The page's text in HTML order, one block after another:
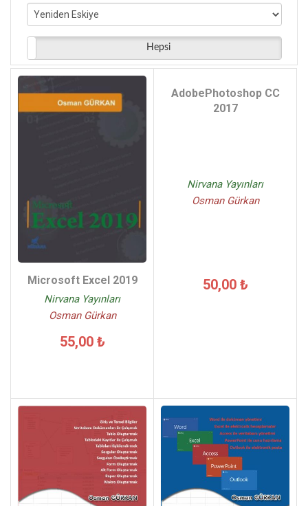
Hepsi
Microsoft Excel 2019
Nirvana Yayınları
Osman Gürkan
55,00 ₺
AdobePhotoshop CC
2017
Nirvana Yayınları
Osman Gürkan
50,00 ₺